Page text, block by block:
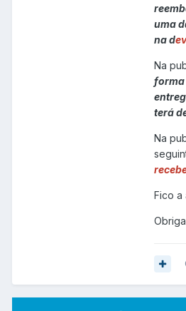
uma
na d
Na
forma
terá
Na
Fico a